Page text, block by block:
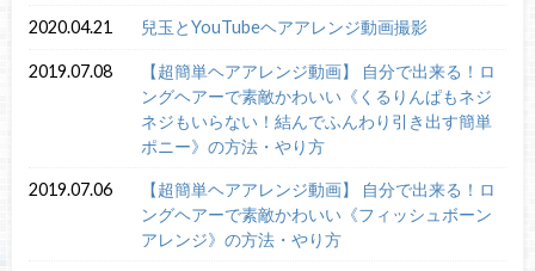
2020.04.21 兒玉とYouTubeヘアアレンジ動画撮影
2019.07.08
【超簡単ヘアアレンジ動画】 自分で出来る！ロ
ングヘアーで素敵かわいい《くるりんぱもネジ
ネジもいらない！結んでふんわり引き出す簡単
ポニー》の方法・やり方
2019.07.06
【超簡単ヘアアレンジ動画】 自分で出来る！ロ
ングヘアーで素敵かわいい《フィッシュボーン
アレンジ》の方法・やり方